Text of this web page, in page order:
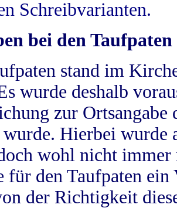
Schreibvarianten.
bei den Taufpaten
stand im
wurde deshalb
zur
wurde. Hierbei wurde
wohl nicht
für den Taufpaten
der Richtigkeit